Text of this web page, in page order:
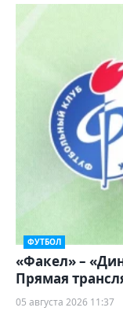
ФУТБОЛ
«Факел» –
Прямая
05 августа 2026 11:37